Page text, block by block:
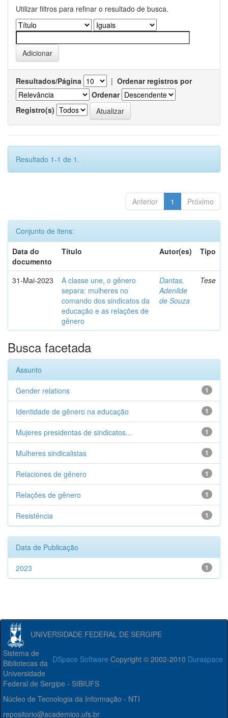
Utilizar filtros para refinar o resultado de busca.
Resultados/Página | Ordenar registros por
Ordenar
Registro(s)
Resultado 1-1 de 1.
Anterior 1 Próximo
Conjunto de itens:
Data do
documento
Título Autor(es) Tipo
31-Mai-2023
A classe une, o gênero
separa: mulheres no
comando dos sindicatos da
educação e as relações de
gênero
Dantas,
Adenilde
de Souza
Tese
Busca facetada
Assunto
1
Gender relations
1
Identidade de gênero na educação
1
Mujeres presidentas de sindicatos...
1
Mulheres sindicalistas
1
Relaciones de gênero
1
Relações de gênero
1
Resistência
Data de Publicação
1
2023
UNIVERSIDADE FEDERAL DE SERGIPE
DSpace Software Copyright © 2002-2010 Duraspace
Sistema de
Bibliotecas da
Universidade
Federal de Sergipe - SIBIUFS
Núcleo de Tecnologia da Informação - NTI
repositorio@academico.ufs.br